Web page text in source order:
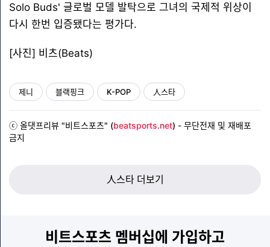
Solo Buds' 글로벌 모델 발탁으로 그녀의 국제적 위상이
다시 한번 입증됐다는 평가다.
[사진] 비츠(Beats)
제니 블랙핑크 K-POP 人스타
ⓒ 올댓프리뷰 "비트스포츠" (beatsports.net) - 무단전재 및 재배포
금지
人스타 더보기
비트스포츠 멤버십에 가입하고